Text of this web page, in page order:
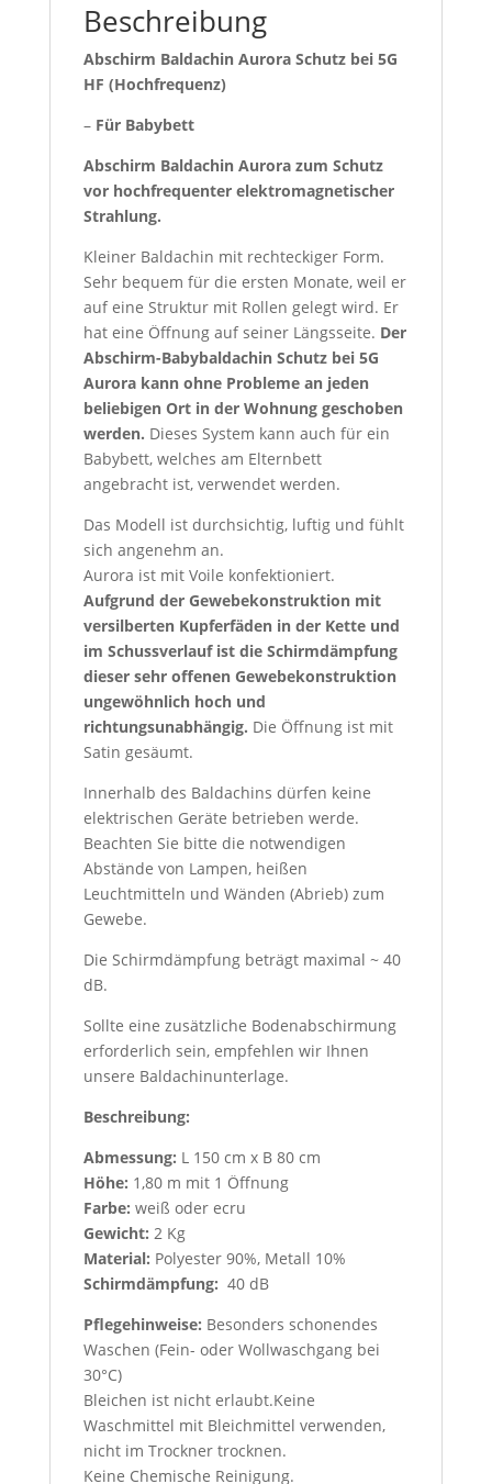
Beschreibung
Abschirm Baldachin Aurora Schutz bei 5G
HF (Hochfrequenz)
– Für Babybett
Abschirm Baldachin Aurora zum Schutz
vor hochfrequenter elektromagnetischer
Strahlung.
Kleiner Baldachin mit rechteckiger Form.
Sehr bequem für die ersten Monate, weil er
auf eine Struktur mit Rollen gelegt wird. Er
hat eine Öffnung auf seiner Längsseite. Der
Abschirm-Babybaldachin Schutz bei 5G
Aurora kann ohne Probleme an jeden
beliebigen Ort in der Wohnung geschoben
werden. Dieses System kann auch für ein
Babybett, welches am Elternbett
angebracht ist, verwendet werden.
Das Modell ist durchsichtig, luftig und fühlt
sich angenehm an.
Aurora ist mit Voile konfektioniert.
Aufgrund der Gewebekonstruktion mit
versilberten Kupferfäden in der Kette und
im Schussverlauf ist die Schirmdämpfung
dieser sehr offenen Gewebekonstruktion
ungewöhnlich hoch und
richtungsunabhängig. Die Öffnung ist mit
Satin gesäumt.
Innerhalb des Baldachins dürfen keine
elektrischen Geräte betrieben werde.
Beachten Sie bitte die notwendigen
Abstände von Lampen, heißen
Leuchtmitteln und Wänden (Abrieb) zum
Gewebe.
Die Schirmdämpfung beträgt maximal ~ 40
dB.
Sollte eine zusätzliche Bodenabschirmung
erforderlich sein, empfehlen wir Ihnen
unsere Baldachinunterlage.
Beschreibung:
Abmessung: L 150 cm x B 80 cm
Höhe: 1,80 m mit 1 Öffnung
Farbe: weiß oder ecru
Gewicht: 2 Kg
Material: Polyester 90%, Metall 10%
Schirmdämpfung: 40 dB
Pflegehinweise: Besonders schonendes
Waschen (Fein- oder Wollwaschgang bei
30°C)
Bleichen ist nicht erlaubt.Keine
Waschmittel mit Bleichmittel verwenden,
nicht im Trockner trocknen.
Keine Chemische Reinigung.